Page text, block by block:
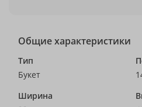
Общие характеристики
Тип
Букет
Ширина